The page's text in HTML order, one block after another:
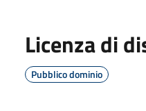
Licenza di
Pubblico dominio